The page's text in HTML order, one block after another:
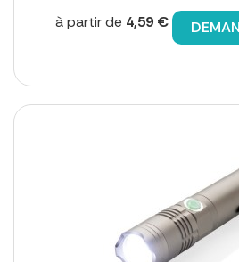
à partir de 4,59 €